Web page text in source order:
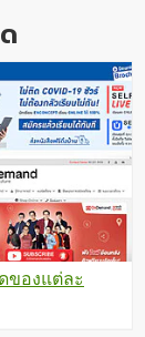
ของแต่ละ